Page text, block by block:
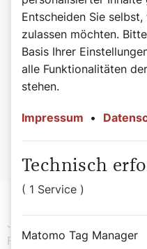
Schokolade getunkt.
Für die
14 dag Butter
7 dag Zucker
10 dag geschmolzene
20 dag Vollkornmehl
½ Packerl Backpulver
Jetzt, viele Jahre später,
Familie – Gott sei Dank –
Entscheiden Sie
zulassen möchten.
Basis Ihrer
alle Funktionalitäten
stehen.
Impressum •
Technisch
( 1 Service )
Matomo Tag Manager